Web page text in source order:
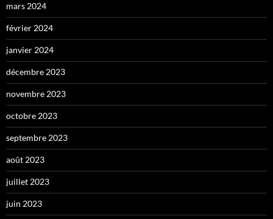
mars 2024
février 2024
janvier 2024
décembre 2023
novembre 2023
octobre 2023
septembre 2023
août 2023
juillet 2023
juin 2023